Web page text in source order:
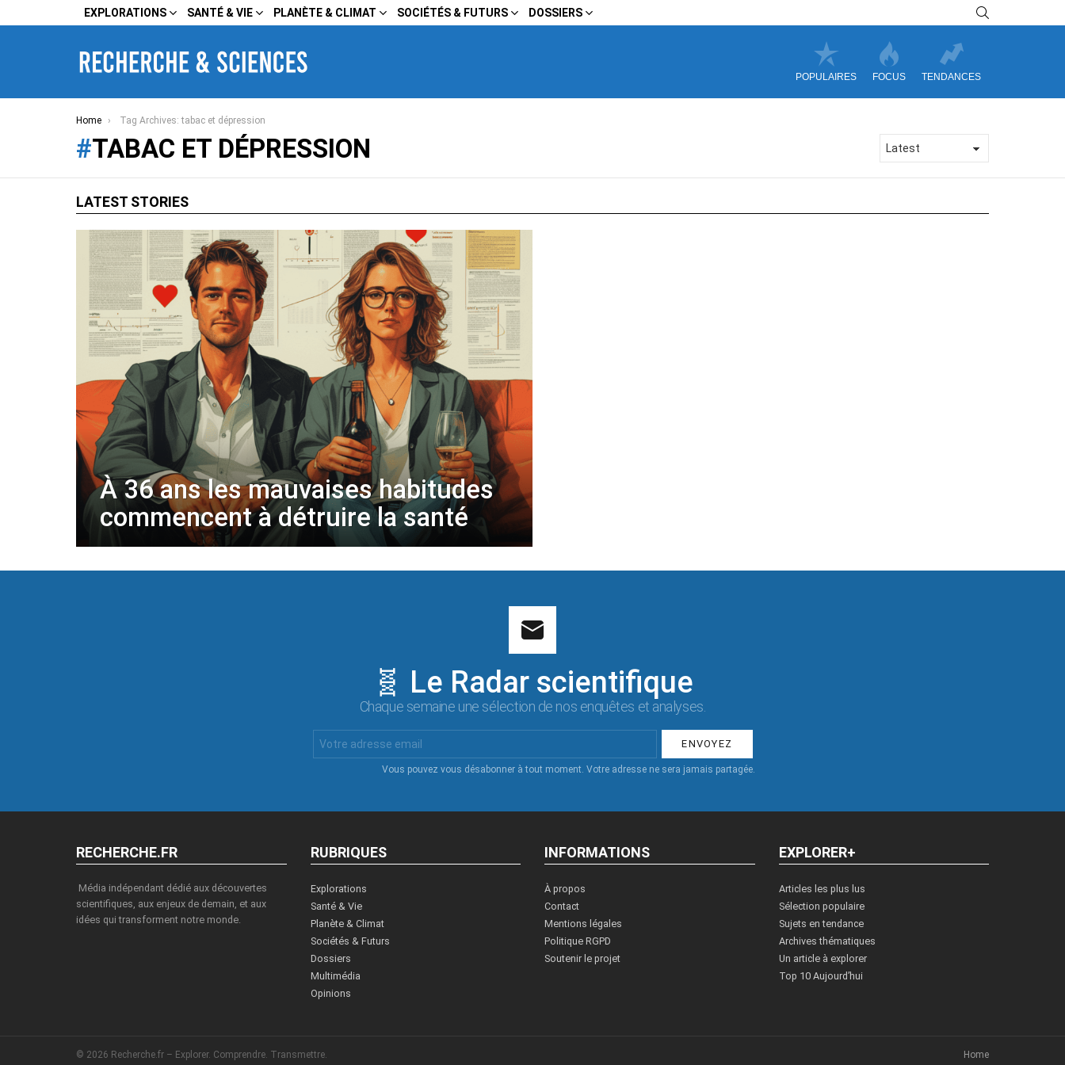
EXPLORATIONS SANTÉ & VIE PLANÈTE & CLIMAT SOCIÉTÉS & FUTURS DOSSIERS
POPULAIRES FOCUS TENDANCES
You are here:
Home Tag Archives: tabac et dépression
TABAC ET DÉPRESSION
LATEST STORIES
À 36 ans les mauvaises habitudes
commencent à détruire la santé
🧬 Le Radar scientifique
Chaque semaine une sélection de nos enquêtes et analyses.
Email
:
Vous pouvez vous désabonner à tout moment. Votre adresse ne sera jamais partagée.
RECHERCHE.FR
Média indépendant dédié aux découvertes
scientifiques, aux enjeux de demain, et aux
idées qui transforment notre monde.
RUBRIQUES
Explorations
Santé & Vie
Planète & Climat
Sociétés & Futurs
Dossiers
Multimédia
Opinions
INFORMATIONS
À propos
Contact
Mentions légales
Politique RGPD
Soutenir le projet
EXPLORER+
Articles les plus lus
Sélection populaire
Sujets en tendance
Archives thématiques
Un article à explorer
Top 10 Aujourd’hui
© 2026 Recherche.fr – Explorer. Comprendre. Transmettre. Home